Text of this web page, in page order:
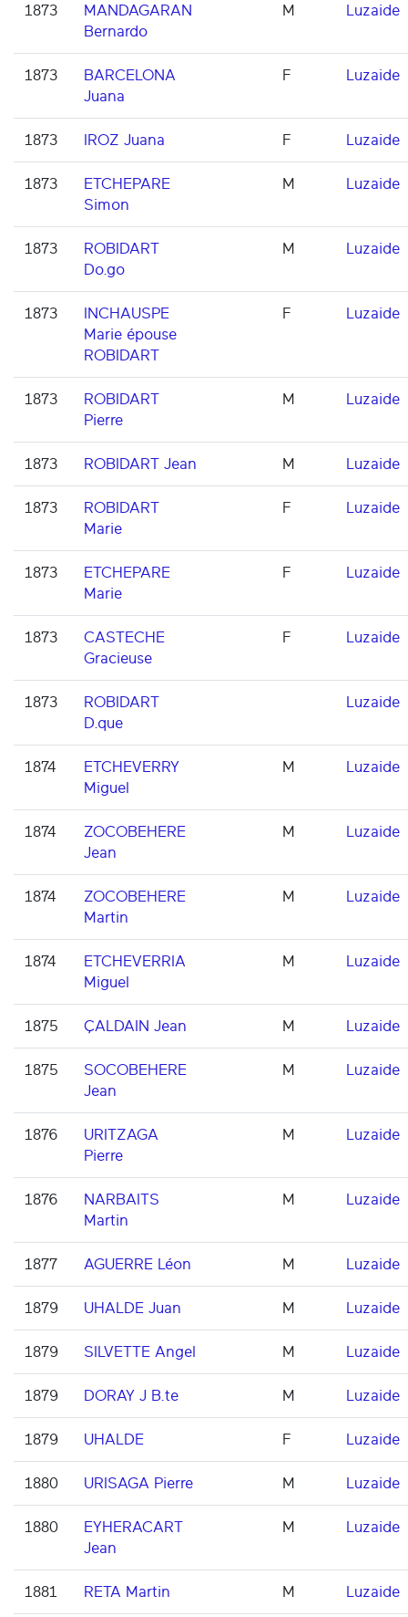
1873
MANDAGARAN
Bernardo
M Luzaide
1873
BARCELONA
Juana
F Luzaide
1873 IROZ Juana F Luzaide
1873
ETCHEPARE
Simon
M Luzaide
1873
ROBIDART
Do.go
M Luzaide
1873
INCHAUSPE
Marie épouse
ROBIDART
F Luzaide
1873
ROBIDART
Pierre
M Luzaide
1873 ROBIDART Jean M Luzaide
1873
ROBIDART
Marie
F Luzaide
1873
ETCHEPARE
Marie
F Luzaide
1873
CASTECHE
Gracieuse
F Luzaide
1873
ROBIDART
D.que
Luzaide
1874
ETCHEVERRY
Miguel
M Luzaide
1874
ZOCOBEHERE
Jean
M Luzaide
1874
ZOCOBEHERE
Martin
M Luzaide
1874
ETCHEVERRIA
Miguel
M Luzaide
1875 ÇALDAIN Jean M Luzaide
1875
SOCOBEHERE
Jean
M Luzaide
1876
URITZAGA
Pierre
M Luzaide
1876
NARBAITS
Martin
M Luzaide
1877 AGUERRE Léon M Luzaide
1879 UHALDE Juan M Luzaide
1879 SILVETTE Angel M Luzaide
1879 DORAY J B.te M Luzaide
1879 UHALDE F Luzaide
1880 URISAGA Pierre M Luzaide
1880
EYHERACART
Jean
M Luzaide
1881 RETA Martin M Luzaide